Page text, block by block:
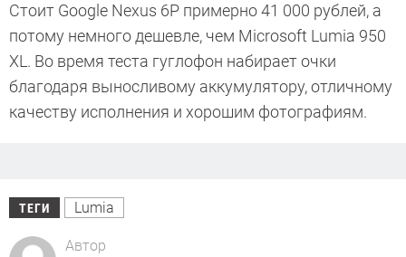
Стоит Google Nexus 6P примерно 41 000 рублей, а
потому немного дешевле, чем Microsoft Lumia 950
XL. Во время теста гуглофон набирает очки
благодаря выносливому аккумулятору, отличному
качеству исполнения и хорошим фотографиям.
ТЕГИ Lumia
Автор